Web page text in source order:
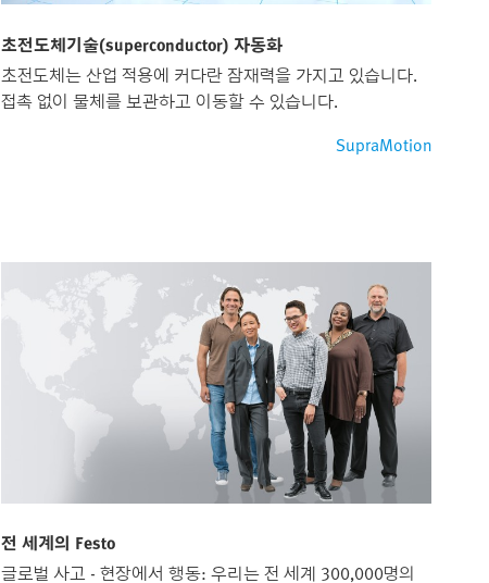
초전도체기술(superconductor) 자동화
초전도체는 산업 적용에 커다란 잠재력을 가지고 있습니다.
접촉 없이 물체를 보관하고 이동할 수 있습니다.
SupraMotion
전 세계의 Festo
글로벌 사고 - 현장에서 행동: 우리는 전 세계 300,000명의